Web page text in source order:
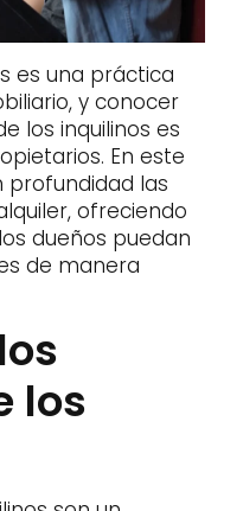
es una práctica
y conocer
los inquilinos es
En este
profundidad las
ofreciendo
dueños puedan
de manera
los